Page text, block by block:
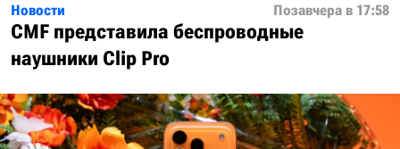
Новости Позавчера в 17:58
CMF представила беспроводные
наушники Clip Pro